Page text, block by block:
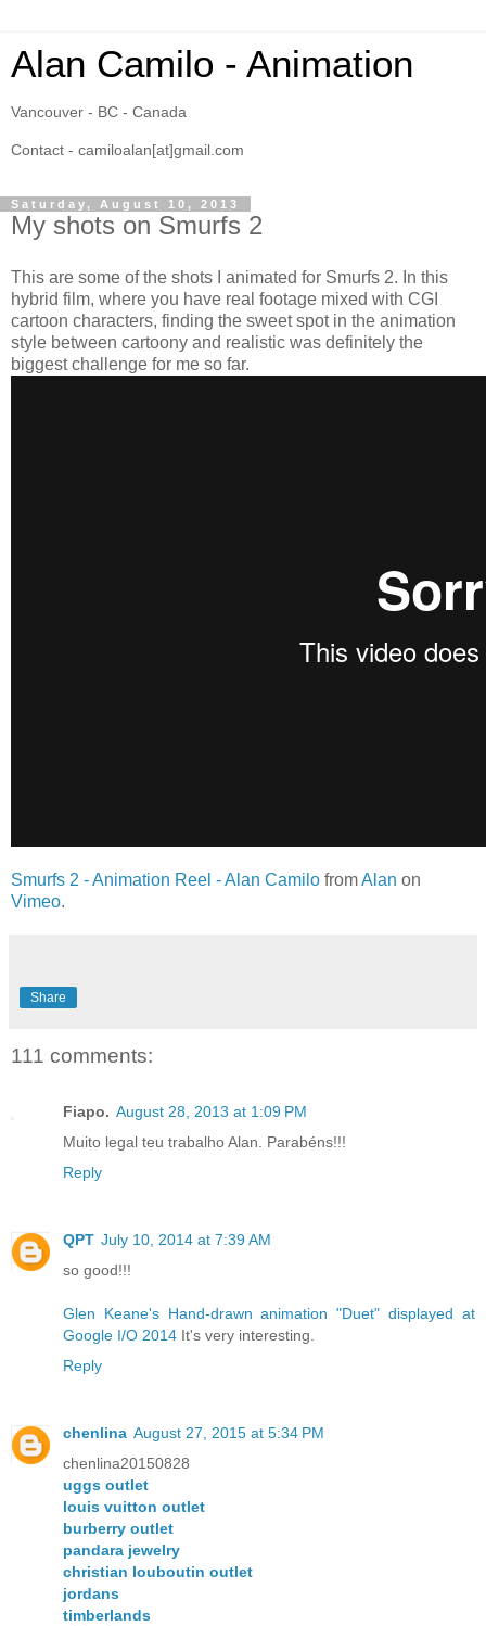
Alan Camilo - Animation
Vancouver - BC - Canada
Contact - camiloalan[at]gmail.com
Saturday, August 10, 2013
My shots on Smurfs 2
This are some of the shots I animated for Smurfs 2. In this
hybrid film, where you have real footage mixed with CGI
cartoon characters, finding the sweet spot in the animation
style between cartoony and realistic was definitely the
biggest challenge for me so far.
Smurfs 2 - Animation Reel - Alan Camilo fromAlan on
Vimeo.
Share
111 comments:
Fiapo. August 28, 2013 at 1:09 PM
Muito legal teu trabalho Alan. Parabéns!!!
Reply
QPT July 10, 2014 at 7:39 AM
so good!!!
Glen Keane's Hand-drawn animation "Duet" displayed at
Google I/O 2014 It's very interesting.
Reply
chenlina August 27, 2015 at 5:34 PM
chenlina20150828
uggs outlet
louis vuitton outlet
burberry outlet
pandara jewelry
christian louboutin outlet
jordans
timberlands